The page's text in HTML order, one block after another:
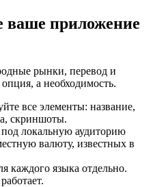
ваше приложение
рынки, перевод и
а необходимость.
все элементы: название,
скриншоты.
локальную аудиторию
валюту, известных в
каждого языка отдельно.